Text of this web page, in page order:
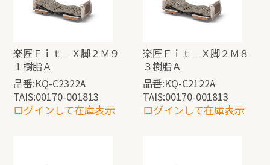
楽匠Ｆｉｔ＿Ｘ脚２Ｍ９
１樹脂Ａ
品番:KQ-C2322A
TAIS:00170-001813
ログインして在庫表示
楽匠Ｆｉｔ＿Ｘ脚２Ｍ８
３樹脂Ａ
品番:KQ-C2122A
TAIS:00170-001813
ログインして在庫表示